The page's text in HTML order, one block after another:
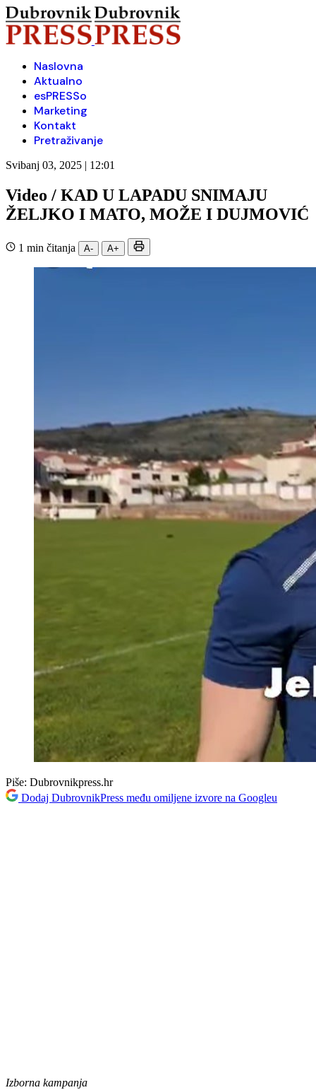
Naslovna
Aktualno
esPRESSo
Marketing
Kontakt
Pretraživanje
Svibanj 03, 2025 | 12:01
Video / KAD U LAPADU SNIMAJU
ŽELJKO I MATO, MOŽE I DUJMOVIĆ
1 min čitanja A- A+
Piše: Dubrovnikpress.hr
Dodaj DubrovnikPress među omiljene izvore na Googleu
Izborna kampanja